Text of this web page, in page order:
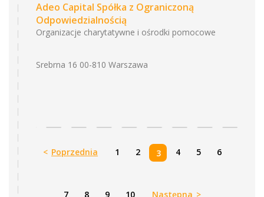
Adeo Capital Spółka z Ograniczoną
Odpowiedzialnością
Organizacje charytatywne i ośrodki pomocowe
Srebrna 16 00-810 Warszawa
< Poprzednia 1 2 3 4 5 6
7 8 9 10 Następna >